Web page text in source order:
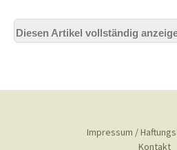
Diesen Artikel vollständig
Impressum /
Kontakt